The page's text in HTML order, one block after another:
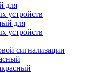
для
устройств
для
устройств
сигнализации